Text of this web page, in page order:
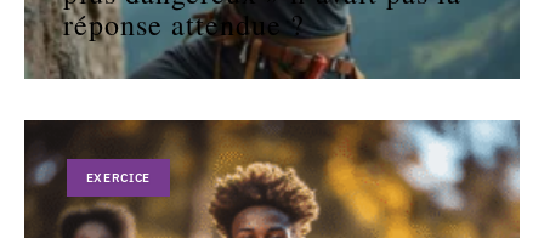
réponse attendue ?
EXERCICE